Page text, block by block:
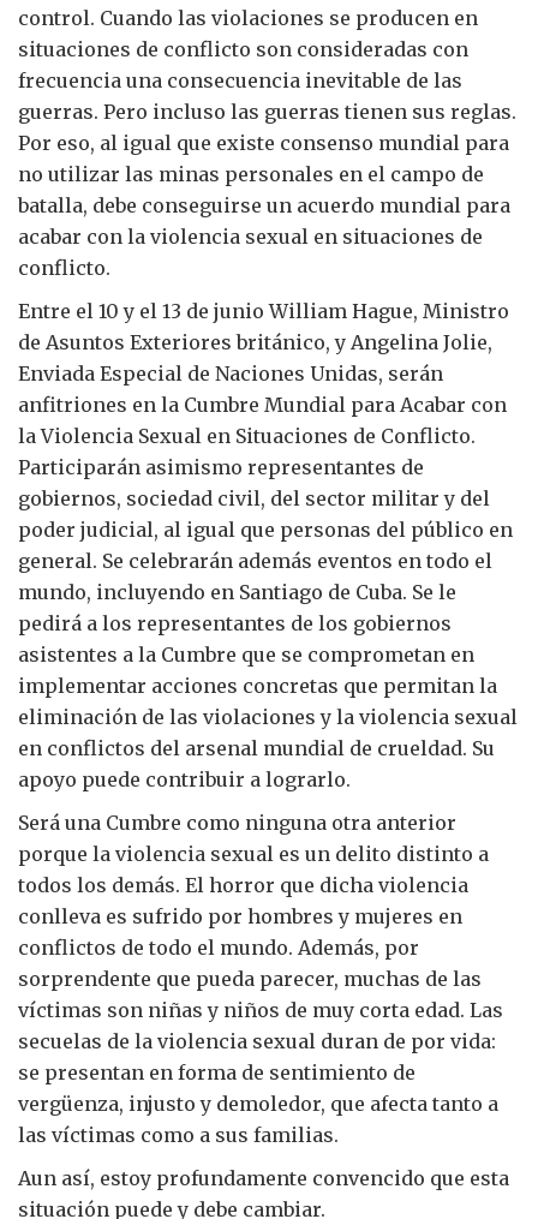
control. Cuando las violaciones se producen en
situaciones de conflicto son consideradas con
frecuencia una consecuencia inevitable de las
guerras. Pero incluso las guerras tienen sus reglas.
Por eso, al igual que existe consenso mundial para
no utilizar las minas personales en el campo de
batalla, debe conseguirse un acuerdo mundial para
acabar con la violencia sexual en situaciones de
conflicto.
Entre el 10 y el 13 de junio William Hague, Ministro
de Asuntos Exteriores británico, y Angelina Jolie,
Enviada Especial de Naciones Unidas, serán
anfitriones en la Cumbre Mundial para Acabar con
la Violencia Sexual en Situaciones de Conflicto.
Participarán asimismo representantes de
gobiernos, sociedad civil, del sector militar y del
poder judicial, al igual que personas del público en
general. Se celebrarán además eventos en todo el
mundo, incluyendo en Santiago de Cuba. Se le
pedirá a los representantes de los gobiernos
asistentes a la Cumbre que se comprometan en
implementar acciones concretas que permitan la
eliminación de las violaciones y la violencia sexual
en conflictos del arsenal mundial de crueldad. Su
apoyo puede contribuir a lograrlo.
Será una Cumbre como ninguna otra anterior
porque la violencia sexual es un delito distinto a
todos los demás. El horror que dicha violencia
conlleva es sufrido por hombres y mujeres en
conflictos de todo el mundo. Además, por
sorprendente que pueda parecer, muchas de las
víctimas son niñas y niños de muy corta edad. Las
secuelas de la violencia sexual duran de por vida:
se presentan en forma de sentimiento de
vergüenza, injusto y demoledor, que afecta tanto a
las víctimas como a sus familias.
Aun así, estoy profundamente convencido que esta
situación puede y debe cambiar.